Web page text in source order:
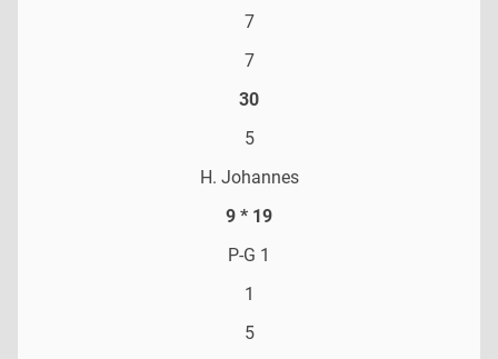
7
7
30
5
H. Johannes
9 * 19
P-G 1
1
5